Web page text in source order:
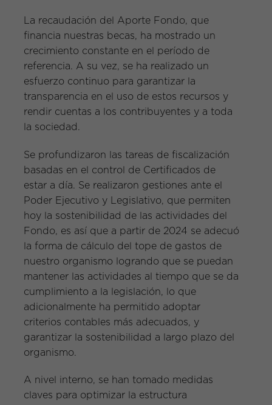
La recaudación del Aporte Fondo, que
financia nuestras becas, ha mostrado un
crecimiento constante en el período de
referencia. A su vez, se ha realizado un
esfuerzo continuo para garantizar la
transparencia en el uso de estos recursos y
rendir cuentas a los contribuyentes y a toda
la sociedad.
Se profundizaron las tareas de fiscalización
basadas en el control de Certificados de
estar a día. Se realizaron gestiones ante el
Poder Ejecutivo y Legislativo, que permiten
hoy la sostenibilidad de las actividades del
Fondo, es así que a partir de 2024 se adecuó
la forma de cálculo del tope de gastos de
nuestro organismo logrando que se puedan
mantener las actividades al tiempo que se da
cumplimiento a la legislación, lo que
adicionalmente ha permitido adoptar
criterios contables más adecuados, y
garantizar la sostenibilidad a largo plazo del
organismo.
A nivel interno, se han tomado medidas
claves para optimizar la estructura